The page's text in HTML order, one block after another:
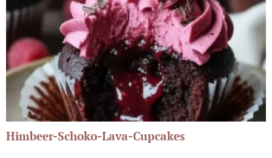
Himbeer-Schoko-Lava-Cupcakes